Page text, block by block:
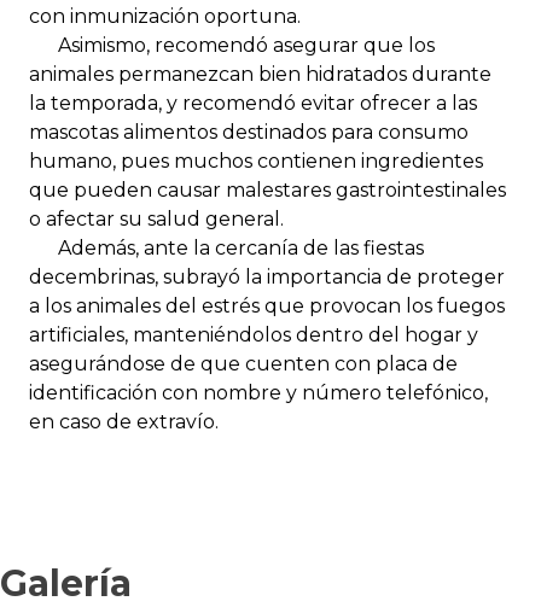
con inmunización oportuna.
Asimismo, recomendó asegurar que los
animales permanezcan bien hidratados durante
la temporada, y recomendó evitar ofrecer a las
mascotas alimentos destinados para consumo
humano, pues muchos contienen ingredientes
que pueden causar malestares gastrointestinales
o afectar su salud general.
Además, ante la cercanía de las fiestas
decembrinas, subrayó la importancia de proteger
a los animales del estrés que provocan los fuegos
artificiales, manteniéndolos dentro del hogar y
asegurándose de que cuenten con placa de
identificación con nombre y número telefónico,
en caso de extravío.
Galería